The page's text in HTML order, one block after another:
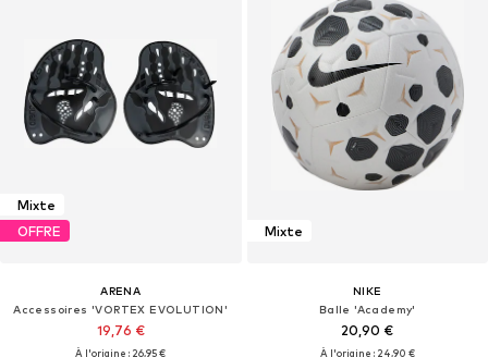
Mixte
OFFRE
ARENA
Accessoires 'VORTEX EVOLUTION'
19,76 €
À l'origine : 26,95 €
Mixte
NIKE
Balle 'Academy'
20,90 €
À l'origine : 24,90 €